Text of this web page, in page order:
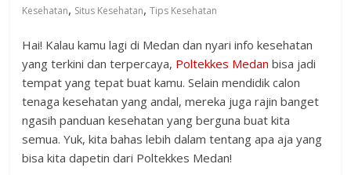
Kesehatan, Situs Kesehatan,Tips Kesehatan
Hai! Kalau kamu lagi di Medan dan nyari info kesehatan
yang terkini dan terpercaya, Poltekkes Medan bisa jadi
tempat yang tepat buat kamu. Selain mendidik calon
tenaga kesehatan yang andal, mereka juga rajin banget
ngasih panduan kesehatan yang berguna buat kita
semua. Yuk, kita bahas lebih dalam tentang apa aja yang
bisa kita dapetin dari Poltekkes Medan!